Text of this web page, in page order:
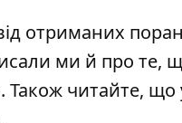
отриманих
ми й про те,
. Також читайте, що